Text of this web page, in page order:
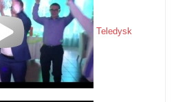
Teledysk